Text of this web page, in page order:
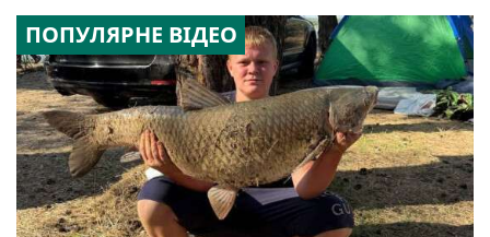
ПОПУЛЯРНЕ ВІДЕО